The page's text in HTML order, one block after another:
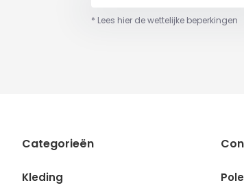
* Lees hier de wettelijke beperkingen
Categorieën
Kleding